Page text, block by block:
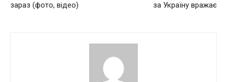
зараз (фото, відео)
за Україну вражає